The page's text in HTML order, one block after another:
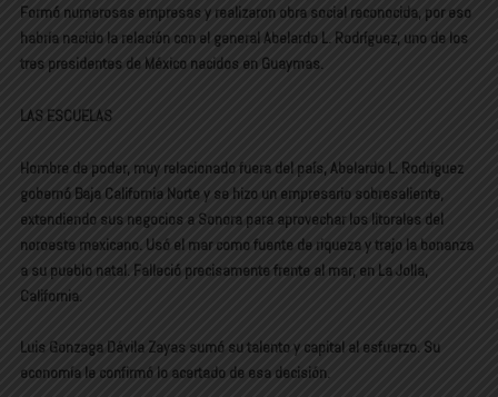
Formó numerosas empresas y realizaron obra social reconocida, por eso
habría nacido la relación con el general Abelardo L. Rodríguez, uno de los
tres presidentes de México nacidos en Guaymas.
LAS ESCUELAS
Hombre de poder, muy relacionado fuera del país, Abelardo L. Rodríguez
gobernó Baja California Norte y se hizo un empresario sobresaliente,
extendiendo sus negocios a Sonora para aprovechar los litorales del
noroeste mexicano. Usó el mar como fuente de riqueza y trajo la bonanza
a su pueblo natal. Falleció precisamente frente al mar, en La Jolla,
California.
Luis Gonzaga Dávila Zayas sumó su talento y capital al esfuerzo. Su
economía le confirmó lo acertado de esa decisión.